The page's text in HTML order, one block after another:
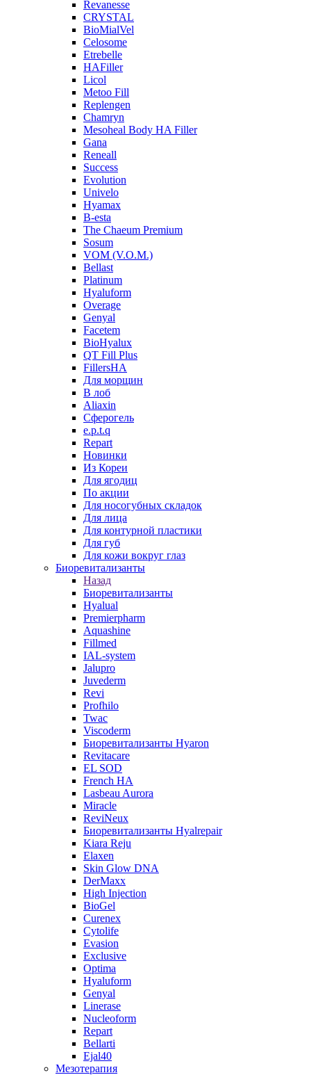
Revanesse
CRYSTAL
BioMialVel
Celosome
Etrebelle
HAFiller
Licol
Metoo Fill
Replengen
Chamryn
Mesoheal Body HA Filler
Gana
Reneall
Success
Evolution
Univelo
Hyamax
B-esta
The Chaeum Premium
Sosum
VOM (V.O.M.)
Bellast
Platinum
Hyaluform
Overage
Genyal
Facetem
BioHyalux
QT Fill Plus
FillersHA
Для морщин
В лоб
Aliaxin
Сферогель
e.p.t.q
Repart
Новинки
Из Кореи
Для ягодиц
По акции
Для носогубных складок
Для лица
Для контурной пластики
Для губ
Для кожи вокруг глаз
Биоревитализанты
Назад
Биоревитализанты
Hyalual
Premierpharm
Aquashine
Fillmed
IAL-system
Jalupro
Juvederm
Revi
Profhilo
Twac
Viscoderm
Биоревитализанты Hyaron
Revitacare
EL SOD
French HA
Lasbeau Aurora
Miracle
ReviNeux
Биоревитализанты Hyalrepair
Kiara Reju
Elaxen
Skin Glow DNA
DerMaxx
High Injection
BioGel
Curenex
Cytolife
Evasion
Exclusive
Optima
Hyaluform
Genyal
Linerase
Nucleoform
Repart
Bellarti
Ejal40
Мезотерапия